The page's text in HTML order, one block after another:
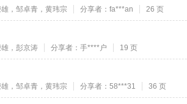
，邹卓青，黄玮宗 分享者：fa***an 26 页
，彭京涛 分享者：手****户 19 页
，邹卓青，黄玮宗 分享者：58***31 36 页